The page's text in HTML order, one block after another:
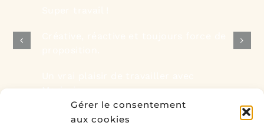
Gérer le consentement
aux cookies
Marjorie